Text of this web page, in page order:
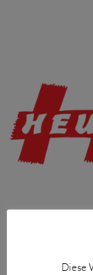
35687
Diese